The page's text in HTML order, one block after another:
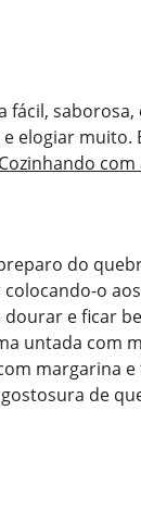
fácil,
elogiar muito.
Cozinhando com
do
o
e ficar
untada com
margarina e
de